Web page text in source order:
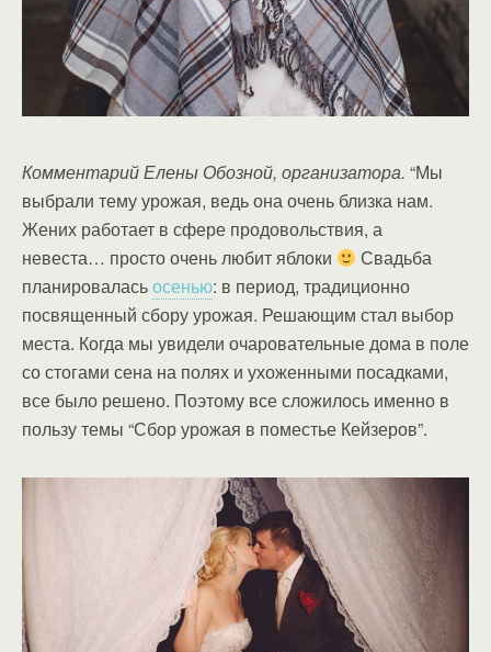
Комментарий Елены Обозной, организатора. “Мы
выбрали тему урожая, ведь она очень близка нам.
Жених работает в сфере продовольствия, а
невеста… просто очень любит яблоки
Свадьба
планироваласьосенью: в период, традиционно
посвященный сбору урожая. Решающим стал выбор
места. Когда мы увидели очаровательные дома в поле
со стогами сена на полях и ухоженными посадками,
все было решено. Поэтому все сложилось именно в
пользу темы “Сбор урожая в поместье Кейзеров”.